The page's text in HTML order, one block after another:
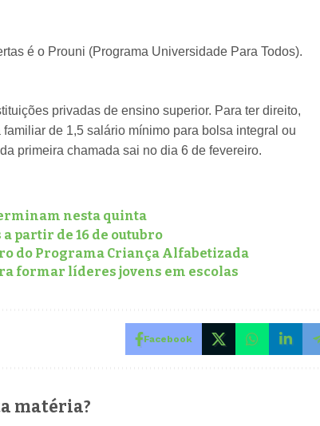
é o Prouni (Programa Universidade Para Todos).
privadas de ensino superior. Para ter direito,
de 1,5 salário mínimo para bolsa integral ou
primeira chamada sai no dia 6 de fevereiro.
nesta quinta
partir de 16 de outubro
do Programa Criança Alfabetizada
formar líderes jovens em escolas
Facebook
matéria?